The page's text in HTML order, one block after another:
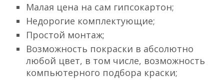
Малая цена на сам гипсокартон;
Недорогие комплектующие;
Простой монтаж;
Возможность покраски в абсолютно
любой цвет, в том числе, возможность
компьютерного подбора краски;